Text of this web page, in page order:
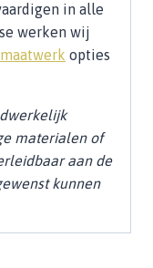
in alle
werken wij
maatwerk opties
materialen of
aan de
kunnen